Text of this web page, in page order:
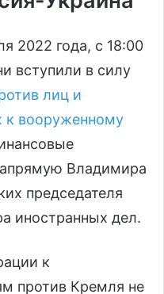
2022 года, с 18:00
вступили в силу
лиц и
к вооруженному
Владимира
председателя
иностранных дел.
к
против Кремля не